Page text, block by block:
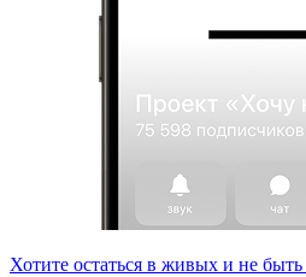
Хотите остаться в живых и не